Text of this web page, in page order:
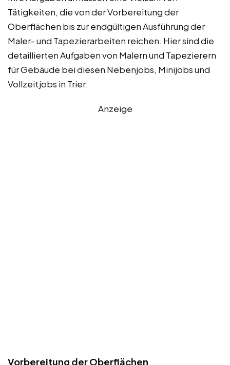
Tätigkeiten, die von der Vorbereitung der
Oberflächen bis zur endgültigen Ausführung der
Maler- und Tapezierarbeiten reichen. Hier sind die
detaillierten Aufgaben von Malern und Tapezierern
für Gebäude bei diesen Nebenjobs, Minijobs und
Vollzeitjobs in Trier:
Anzeige
Vorbereitung der Oberflächen